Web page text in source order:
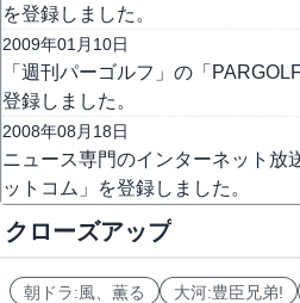
を登録しました。
2009年01月10日
「週刊パーゴルフ」の「
登録しました。
2008年08月18日
ニュース専門のインターネット放
ットコム」を登録しました。
クローズアップ
朝ドラ:風、薫る 大河:豊臣兄弟!